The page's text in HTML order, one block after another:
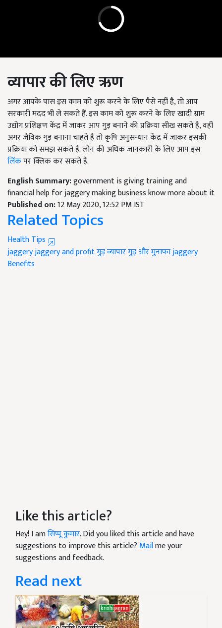
व्यापार की लिए ऋण
अगर आपके पास इस काम को शुरू करने के लिए पैसे नहीं है, तो आप
सरकारी मदद भी ले सकते हैं. इस काम को शुरू करने के लिए खादी ग्राम
उद्योग प्रशिक्षण केंद्र में जाकर आप गुड़ बनाने की प्रक्रिया सीख सकते हैं, वहीं
अगर जैविक गुड़ बनाना चाहते हैं तो कृषि अनुसन्धान केंद्र में जाकर इसकी
प्रक्रिया को समझ सकते हैं. लोन की अधिक जानकारी के लिए आप इस
लिंकपर क्लिक कर सकते हैं.
English Summary:government is giving training and
financial help for jaggery making business know more about it
Published on:12 May 2020, 12:52 PM IST
Related Topics
Health Tips
jaggeryjaggery and profitगुड़ व्यापारगुड़ और मुनाफाjaggery
Benefits
Like this article?
Hey! I amसिप्पू कुमार. Did you liked this article and have
suggestions to improve this article? Mailme your
suggestions and feedback.
Read next